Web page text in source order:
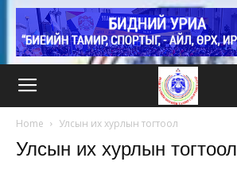
Home Улсын их хурлын тогтоол
Улсын их хурлын тогтоол